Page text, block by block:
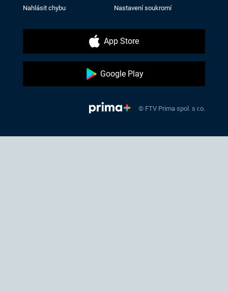
Nahlásit chybu Nastavení soukromí
App Store
Google Play
© FTV Prima spol. s r.o.